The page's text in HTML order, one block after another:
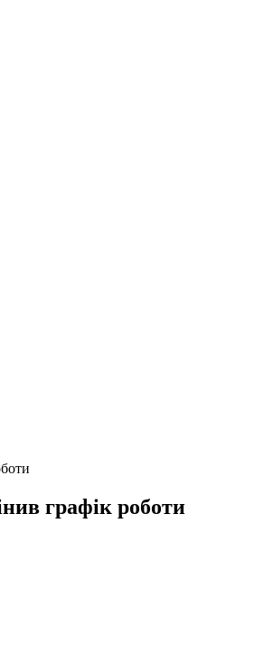
графік роботи